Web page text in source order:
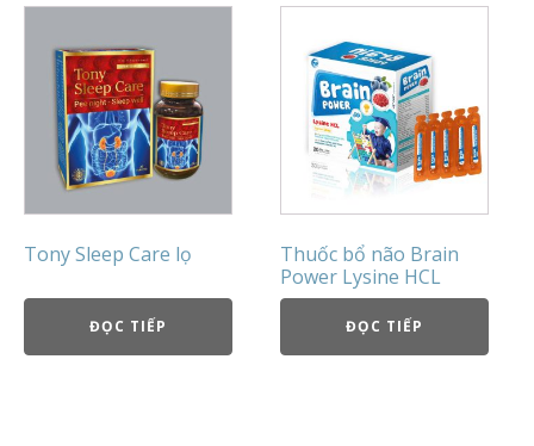
Tony Sleep Care lọ
ĐỌC TIẾP
Thuốc bổ não Brain
Power Lysine HCL
ĐỌC TIẾP